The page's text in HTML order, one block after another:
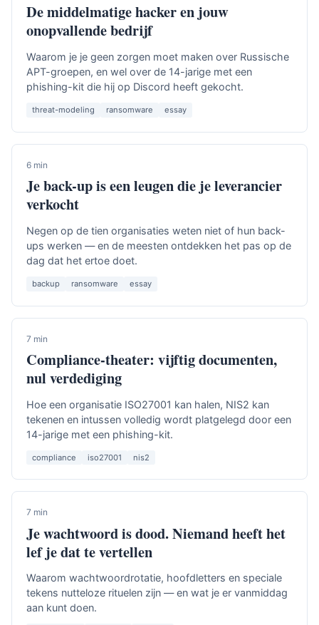
De middelmatige hacker en jouw
onopvallende bedrijf
Waarom je je geen zorgen moet maken over Russische
APT-groepen, en wel over de 14-jarige met een
phishing-kit die hij op Discord heeft gekocht.
threat-modeling ransomware essay
6 min
Je back-up is een leugen die je leverancier
verkocht
Negen op de tien organisaties weten niet of hun back-
ups werken — en de meesten ontdekken het pas op de
dag dat het ertoe doet.
backup ransomware essay
7 min
Compliance-theater: vijftig documenten,
nul verdediging
Hoe een organisatie ISO27001 kan halen, NIS2 kan
tekenen en intussen volledig wordt platgelegd door een
14-jarige met een phishing-kit.
compliance iso27001 nis2
7 min
Je wachtwoord is dood. Niemand heeft het
lef je dat te vertellen
Waarom wachtwoordrotatie, hoofdletters en speciale
tekens nutteloze rituelen zijn — en wat je er vanmiddag
aan kunt doen.